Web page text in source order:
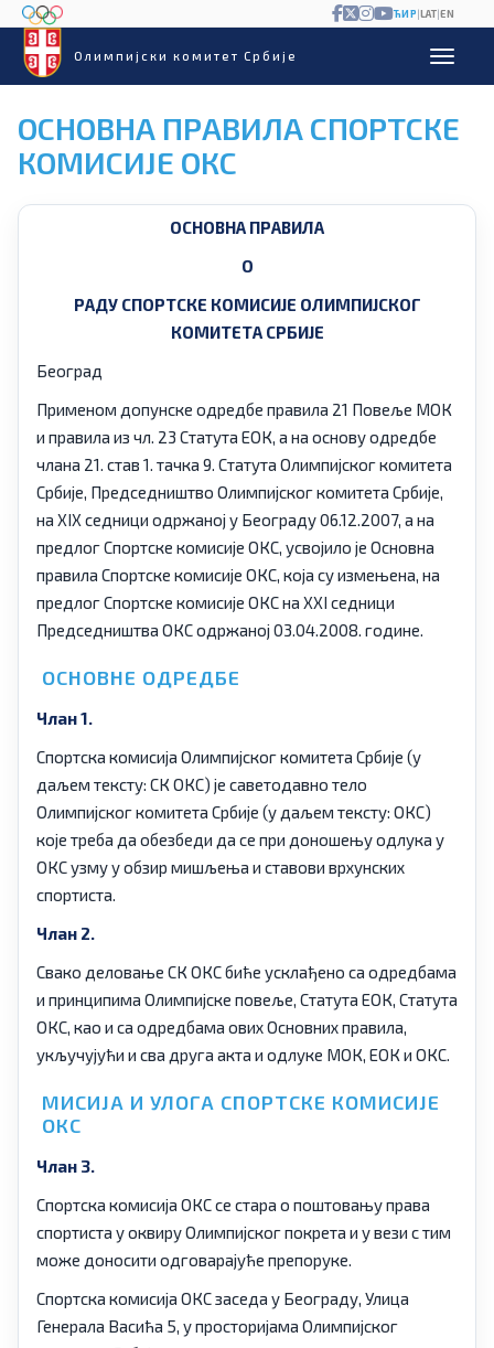
Олимпијски комитет Србије
ЋИР|LAT|EN
ОСНОВНА ПРАВИЛА СПОРТСКЕ
КОМИСИЈЕ ОКС
ОСНОВНА ПРАВИЛА
О
РАДУ СПОРТСКЕ КОМИСИЈЕ ОЛИМПИЈСКОГ
КОМИТЕТА СРБИЈЕ
Београд
Применом допунске одредбе правила 21 Повеље МОК
и правила из чл. 23 Статута ЕОК, а на основу одредбе
члана 21. став 1. тачка 9. Статута Олимпијског комитета
Србије, Председништво Олимпијског комитета Србије,
на XIX седници одржаној у Београду 06.12.2007, а на
предлог Спортске комисије ОКС, усвојило је Основна
правила Спортске комисије ОКС, која су измењена, на
предлог Спортске комисије ОКС на XXI седници
Председништва ОКС одржаној 03.04.2008. године.
ОСНОВНЕ ОДРЕДБЕ
Члан 1.
Спортска комисија Олимпијског комитета Србије (у
даљем тексту: СК ОКС) је саветодавно тело
Олимпијског комитета Србије (у даљем тексту: ОКС)
које треба да обезбеди да се при доношењу одлука у
ОКС узму у обзир мишљења и ставови врхунских
спортиста.
Члан 2.
Свако деловање СК ОКС биће усклађено са одредбама
и принципима Олимпијске повеље, Статута ЕОК, Статута
ОКС, као и са одредбама ових Основних правила,
укључујући и сва друга акта и одлуке МОК, ЕОК и ОКС.
МИСИЈА И УЛОГА СПОРТСКЕ КОМИСИЈЕ
ОКС
Члан 3.
Спортска комисија ОКС се стара о поштовању права
спортиста у оквиру Олимпијског покрета и у вези с тим
може доносити одговарајуће препоруке.
Спортска комисија ОКС заседа у Београду, Улица
Генерала Васића 5, у просторијама Олимпијског